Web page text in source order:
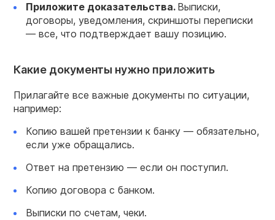
Приложите доказательства. Выписки,
договоры, уведомления, скриншоты переписки
— все, что подтверждает вашу позицию.
Какие документы нужно приложить
Прилагайте все важные документы по ситуации,
например:
Копию вашей претензии к банку — обязательно,
если уже обращались.
Ответ на претензию — если он поступил.
Копию договора с банком.
Выписки по счетам, чеки.